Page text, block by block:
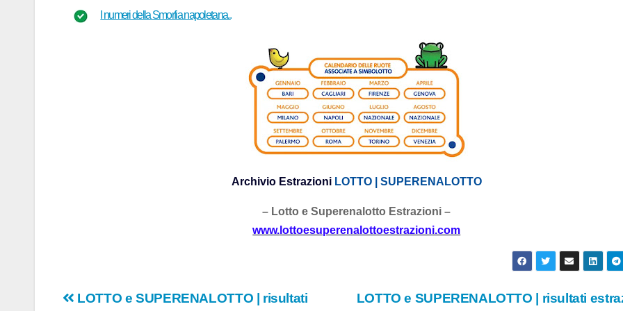
I numeri della Smorfia napoletana..
Archivio Estrazioni LOTTO | SUPERENALOTTO
– Lotto e Superenalotto Estrazioni –
www. lottoesuperenalottoestrazioni.com
Navigazione
LOTTO e SUPERENALOTTO | risultati
LOTTO e SUPERENALOTTO | risultati